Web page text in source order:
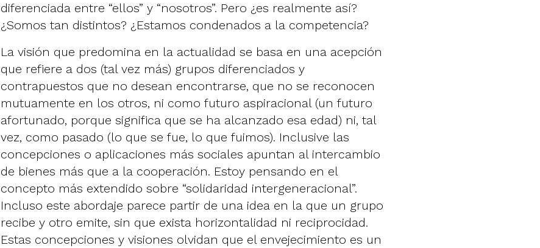
diferenciada entre “ellos” y “nosotros”. Pero ¿es realmente así?
¿Somos tan distintos? ¿Estamos condenados a la competencia?
La visión que predomina en la actualidad se basa en una acepción
que refiere a dos (tal vez más) grupos diferenciados y
contrapuestos que no desean encontrarse, que no se reconocen
mutuamente en los otros, ni como futuro aspiracional (un futuro
afortunado, porque significa que se ha alcanzado esa edad) ni, tal
vez, como pasado (lo que se fue, lo que fuimos). Inclusive las
concepciones o aplicaciones más sociales apuntan al intercambio
de bienes más que a la cooperación. Estoy pensando en el
concepto más extendido sobre “solidaridad intergeneracional”.
Incluso este abordaje parece partir de una idea en la que un grupo
recibe y otro emite, sin que exista horizontalidad ni reciprocidad.
Estas concepciones y visiones olvidan que el envejecimiento es un